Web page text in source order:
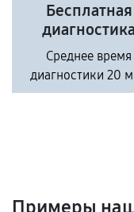
Бесплатная
диагностика
Среднее время
диагностики 20
Примеры